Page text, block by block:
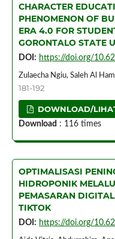
CHARACTER
PHENOMENON OF
ERA 4.0 FOR
GORONTALO STATE
DOI: https://doi.org/
Zulaecha Ngiu, Saleh Al
181-192
DOWNLOAD/
Download : 116 times
OPTIMALISASI
HIDROPONIK
PEMASARAN
TIKTOK
DOI: https://doi.org/